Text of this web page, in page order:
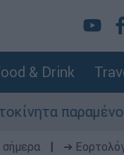
& Drink
➔